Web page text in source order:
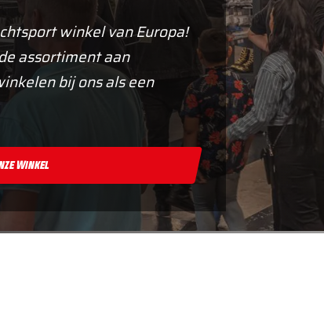
winkel van Europa!
assortiment aan
bij ons als een
Winkel